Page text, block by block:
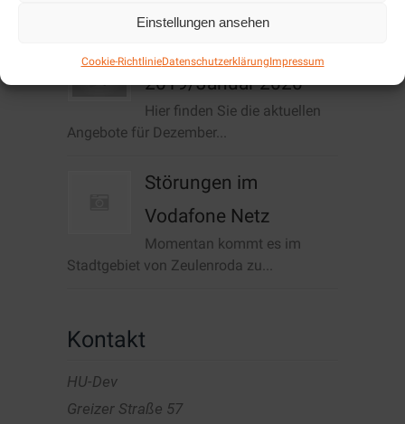
Einstellungen ansehen
Cookie-RichtlinieDatenschutzerklärungImpressum
2019/Januar 2020
Hier finden Sie die aktuellen
Angebote für Dezember...
Störungen im
Vodafone Netz
Momentan kommt es im
Stadtgebiet von Zeulenroda zu...
Kontakt
HU-Dev
Greizer Straße 57